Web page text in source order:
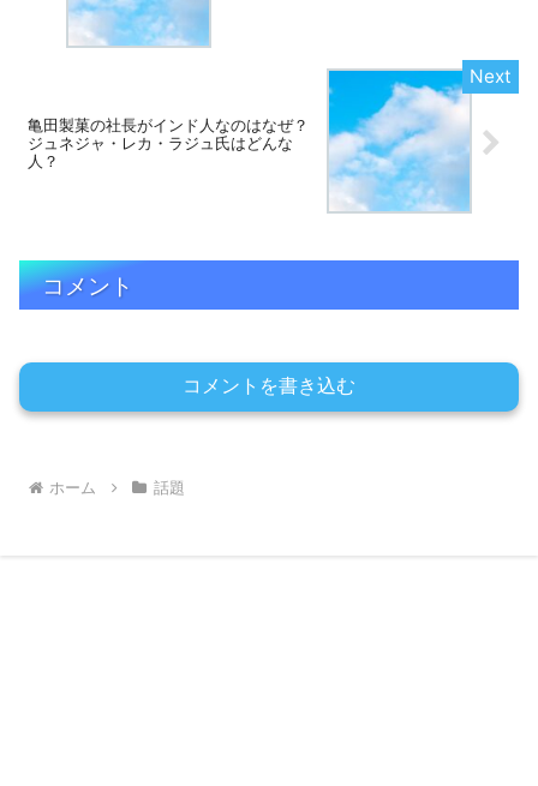
亀田製菓の社長がインド人なのはなぜ？
ジュネジャ・レカ・ラジュ氏はどんな
人？
コメント
コメントを書き込む
ホーム 話題